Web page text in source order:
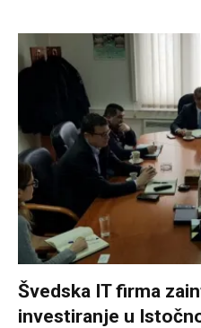
Švedska IT firma
investiranje u